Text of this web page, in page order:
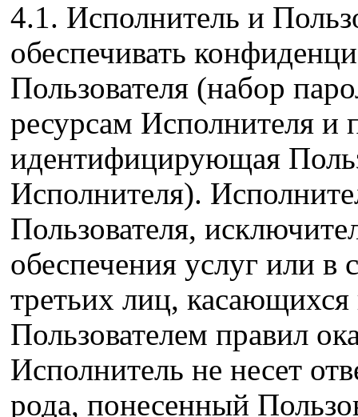
4.1. Исполнитель и
обеспечивать
Пользователя (набор
ресурсам Исполнителя и
идентифицирующая
Исполнителя).
Пользователя,
обеспечения услуг или в
третьих лиц,
Пользователем правил
Исполнитель не несет
рода, понесенный